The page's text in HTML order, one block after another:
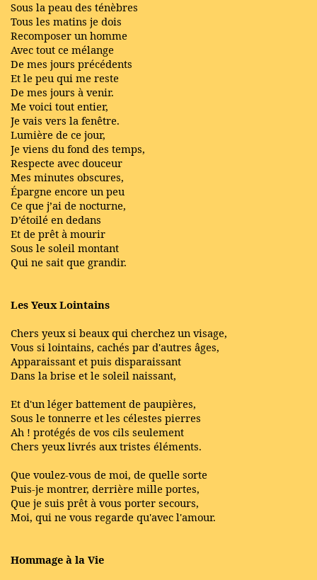
Sous la peau des ténèbres
Tous les matins je dois
Recomposer un homme
Avec tout ce mélange
De mes jours précédents
Et le peu qui me reste
De mes jours à venir.
Me voici tout entier,
Je vais vers la fenêtre.
Lumière de ce jour,
Je viens du fond des temps,
Respecte avec douceur
Mes minutes obscures,
Épargne encore un peu
Ce que j’ai de nocturne,
D’étoilé en dedans
Et de prêt à mourir
Sous le soleil montant
Qui ne sait que grandir.
Les Yeux Lointains
Chers yeux si beaux qui cherchez un visage,
Vous si lointains, cachés par d'autres âges,
Apparaissant et puis disparaissant
Dans la brise et le soleil naissant,
Et d'un léger battement de paupières,
Sous le tonnerre et les célestes pierres
Ah ! protégés de vos cils seulement
Chers yeux livrés aux tristes éléments.
Que voulez-vous de moi, de quelle sorte
Puis-je montrer, derrière mille portes,
Que je suis prêt à vous porter secours,
Moi, qui ne vous regarde qu'avec l'amour.
Hommage à la Vie